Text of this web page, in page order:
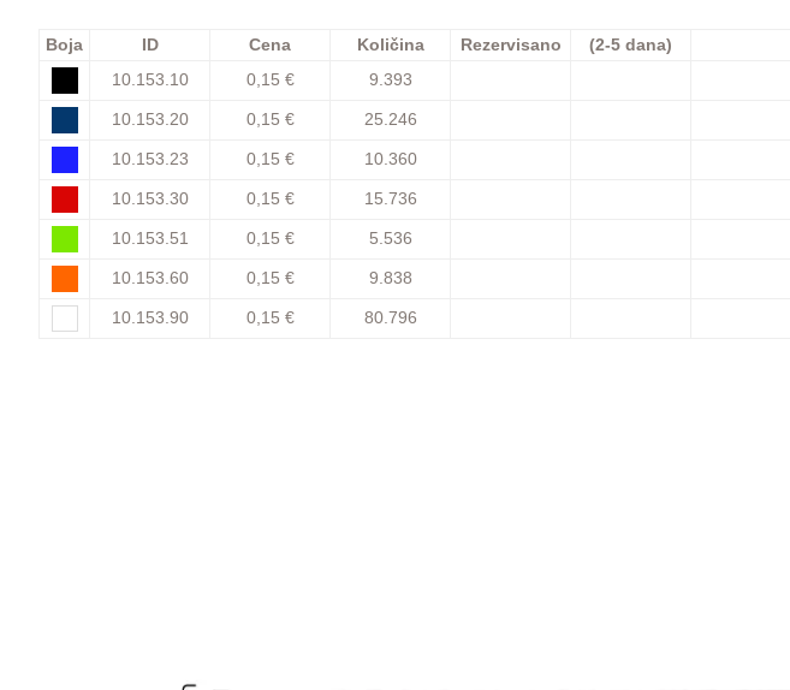
Boja ID Cena Količina Rezervisano (2-5 dana)
10.153.10
0,15 € 9.393
10.153.20 0,15 € 25.246
10.153.23 0,15 € 10.360
10.153.30 0,15 € 15.736
10.153.51 0,15 € 5.536
10.153.60 0,15 € 9.838
10.153.90 0,15 € 80.796